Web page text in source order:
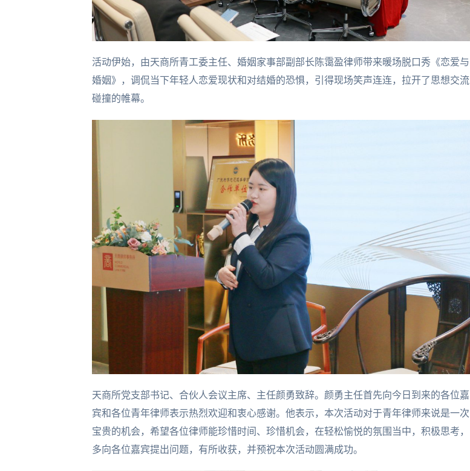
活动伊始，由天商所青工委主任、婚姻家事部副部长陈霭盈律师带来暖场脱口秀《恋爱与
婚姻》，调侃当下年轻人恋爱现状和对结婚的恐惧，引得现场笑声连连，拉开了思想交流
碰撞的帷幕。
天商所党支部书记、合伙人会议主席、主任颜勇致辞。颜勇主任首先向今日到来的各位嘉
宾和各位青年律师表示热烈欢迎和衷心感谢。他表示，本次活动对于青年律师来说是一次
宝贵的机会，希望各位律师能珍惜时间、珍惜机会，在轻松愉悦的氛围当中，积极思考，
多向各位嘉宾提出问题，有所收获，并预祝本次活动圆满成功。